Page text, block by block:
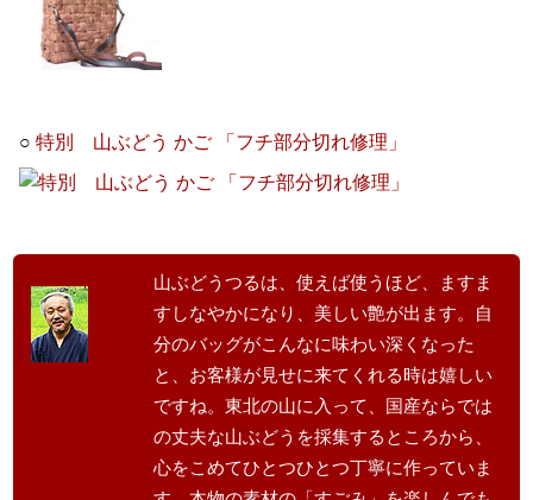
○特別 山ぶどう かご 「フチ部分切れ修理」
山ぶどうつるは、使えば使うほど、ますま
すしなやかになり、美しい艶が出ます。自
分のバッグがこんなに味わい深くなった
と、お客様が見せに来てくれる時は嬉しい
ですね。東北の山に入って、国産ならでは
の丈夫な山ぶどうを採集するところから、
心をこめてひとつひとつ丁寧に作っていま